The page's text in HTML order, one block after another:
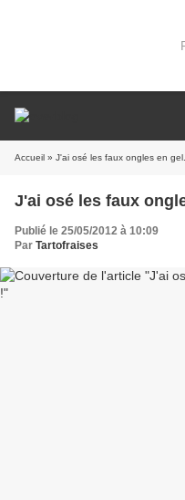
Accueil » J'ai osé les faux ongles en
J'ai osé les faux
Publié le 25/05/2012 à 10:09
Par Tartofraises